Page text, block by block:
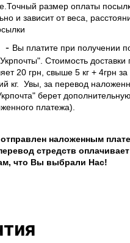
размер оплаты
и зависит от веса,
- Вы платите при получении
Стоимость доставки
20 грн, свыше 5 кг + 4грн
кг. Увы, за перевод
берет
платежа).
отправлен наложенным
стредств
что Вы выбрали Нас!